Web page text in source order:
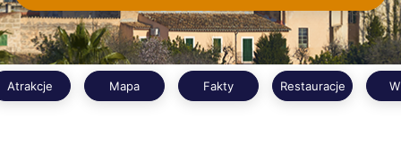
Atrakcje Mapa Fakty Restauracje